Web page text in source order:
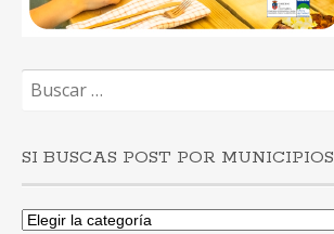
Buscar:
SI BUSCAS POST POR MUNICIPIOS
Si